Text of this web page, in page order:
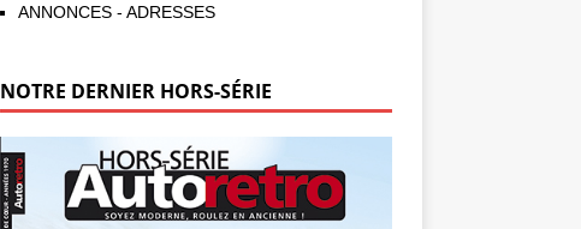
ANNONCES - ADRESSES
NOTRE DERNIER HORS-SÉRIE